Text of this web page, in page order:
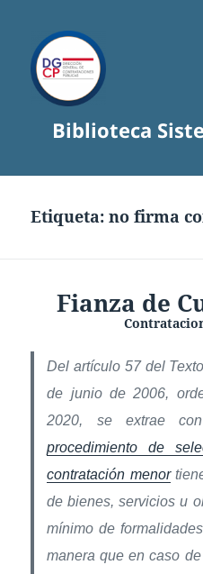
Biblioteca
Etiqueta:no firma
Fianza de
Del artículo 57 del
de junio de 2006,
2020, se extrae
procedimiento de
contratación menor
de bienes, servicios u
mínimo de
manera que en caso